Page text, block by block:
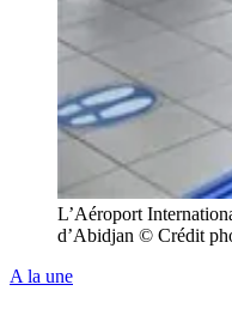
L’Aéroport
d’Abidjan © Crédit
A la une